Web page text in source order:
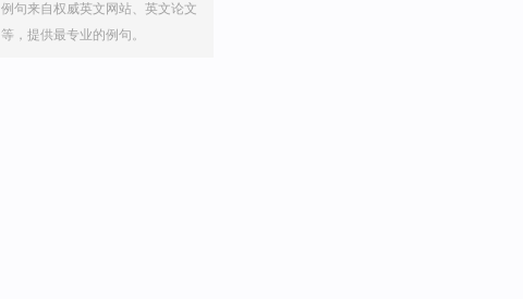
例句来自权威英文网站、英文论文
等，提供最专业的例句。